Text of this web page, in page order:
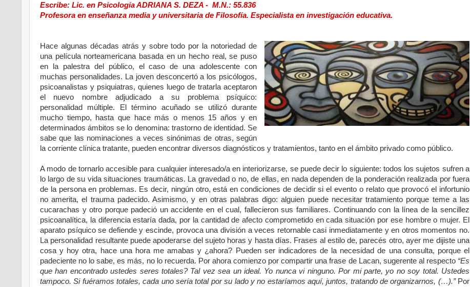
Escribe: Lic. en Psicología ADRIANA S. DEZA - M.N.: 55.836
Profesora en enseñanza media y universitaria de Filosofía. Especialista en investigación educativa.
Hace algunas décadas atrás y sobre todo por la notoriedad de
una película norteamericana basada en un hecho real, se puso
en la palestra del público, el caso de una adolescente con
muchas personalidades. La joven desconcertó a los psicólogos,
psicoanalistas y psiquiatras, quienes luego de tratarla aceptaron
el nuevo nombre adjudicado a su problema psíquico:
personalidad múltiple. El término acuñado se utilizó durante
mucho tiempo, hasta que hace más o menos 15 años y en
determinados ámbitos se lo denomina: trastorno de identidad. Se
sabe que las nominaciones a veces sinónimas de otras, según
la corriente clínica tratante, pueden encontrar diversos diagnósticos y tratamientos, tanto en el ámbito privado como público.
A modo de tornarlo accesible para cualquier interesado/a en interiorizarse, se puede decir lo siguiente: todos los sujetos sufren a
lo largo de su vida situaciones traumáticas. La gravedad o no, de ellas, en nada dependen de la ponderación realizada por fuera
de la persona en problemas. Es decir, ningún otro, está en condiciones de decidir si el evento o relato que provocó el infortunio
no amerita, el trauma padecido. Asimismo, y en otras palabras digo: alguien puede necesitar tratamiento porque teme a las
cucarachas y otro porque padeció un accidente en el cual, fallecieron sus familiares. Continuando con la línea de la sencillez
psicoanalítica, la diferencia estaría dada, por la cantidad de afecto comprometido en cada situación por ese hombre o mujer. El
aparato psíquico se defiende y escinde, provoca una división a veces retornable casi inmediatamente y en otros momentos no.
La personalidad resultante puede apoderarse del sujeto horas y hasta días. Frases al estilo de, parecés otro, ayer me dijiste una
cosa y hoy otra, hace una hora me amabas y ¿ahora? Pueden ser indicadores de la necesidad de una consulta, porque el
padeciente no lo sabe, es más, no lo recuerda. Por ahora comienzo por compartir una frase de Lacan, sugerente al respecto “Es
que han encontrado ustedes seres totales? Tal vez sea un ideal. Yo nunca vi ninguno. Por mi parte, yo no soy total. Ustedes
tampoco. Si fuéramos totales, cada uno sería total por su lado y no estaríamos aquí, juntos, tratando de organizarnos, (…).” Por